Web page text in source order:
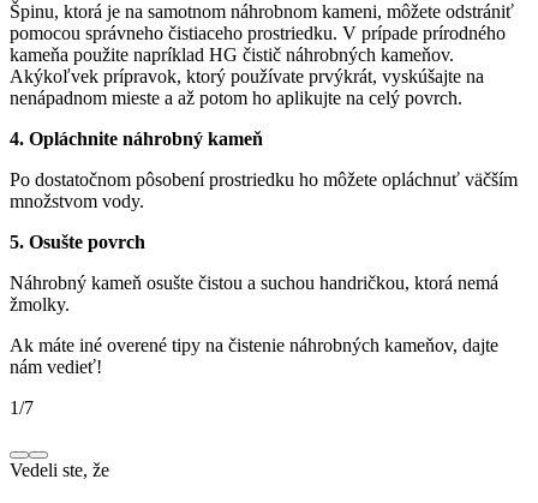
Špinu, ktorá je na samotnom náhrobnom kameni, môžete odstrániť
pomocou správneho čistiaceho prostriedku. V prípade prírodného
kameňa použite napríklad HG čistič náhrobných kameňov.
Akýkoľvek prípravok, ktorý používate prvýkrát, vyskúšajte na
nenápadnom mieste a až potom ho aplikujte na celý povrch.
4. Opláchnite náhrobný kameň
Po dostatočnom pôsobení prostriedku ho môžete opláchnuť väčším
množstvom vody.
5. Osušte povrch
Náhrobný kameň osušte čistou a suchou handričkou, ktorá nemá
žmolky.
Ak máte iné overené tipy na čistenie náhrobných kameňov, dajte
nám vedieť!
1/7
Vedeli ste, že